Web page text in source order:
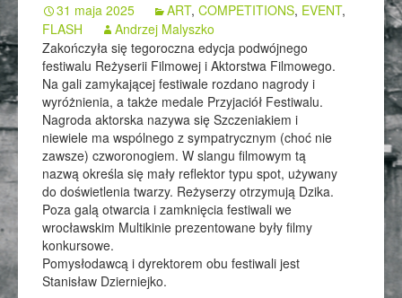
31 maja 2025 ART,COMPETITIONS, EVENT,
FLASH
Andrzej Malyszko
Zakończyła się tegoroczna edycja podwójnego
festiwalu Reżyserii Filmowej i Aktorstwa Filmowego.
Na gali zamykającej festiwale rozdano nagrody i
wyróżnienia, a także medale Przyjaciół Festiwalu.
Nagroda aktorska nazywa się Szczeniakiem i
niewiele ma wspólnego z sympatrycznym (choć nie
zawsze) czworonogiem. W slangu filmowym tą
nazwą określa się mały reflektor typu spot, używany
do doświetlenia twarzy. Reżyserzy otrzymują Dzika.
Poza galą otwarcia i zamknięcia festiwali we
wrocławskim Multikinie prezentowane były filmy
konkursowe.
Pomysłodawcą i dyrektorem obu festiwali jest
Stanisław Dzierniejko.